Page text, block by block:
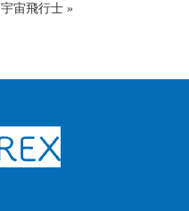
宇宙飛行士 »